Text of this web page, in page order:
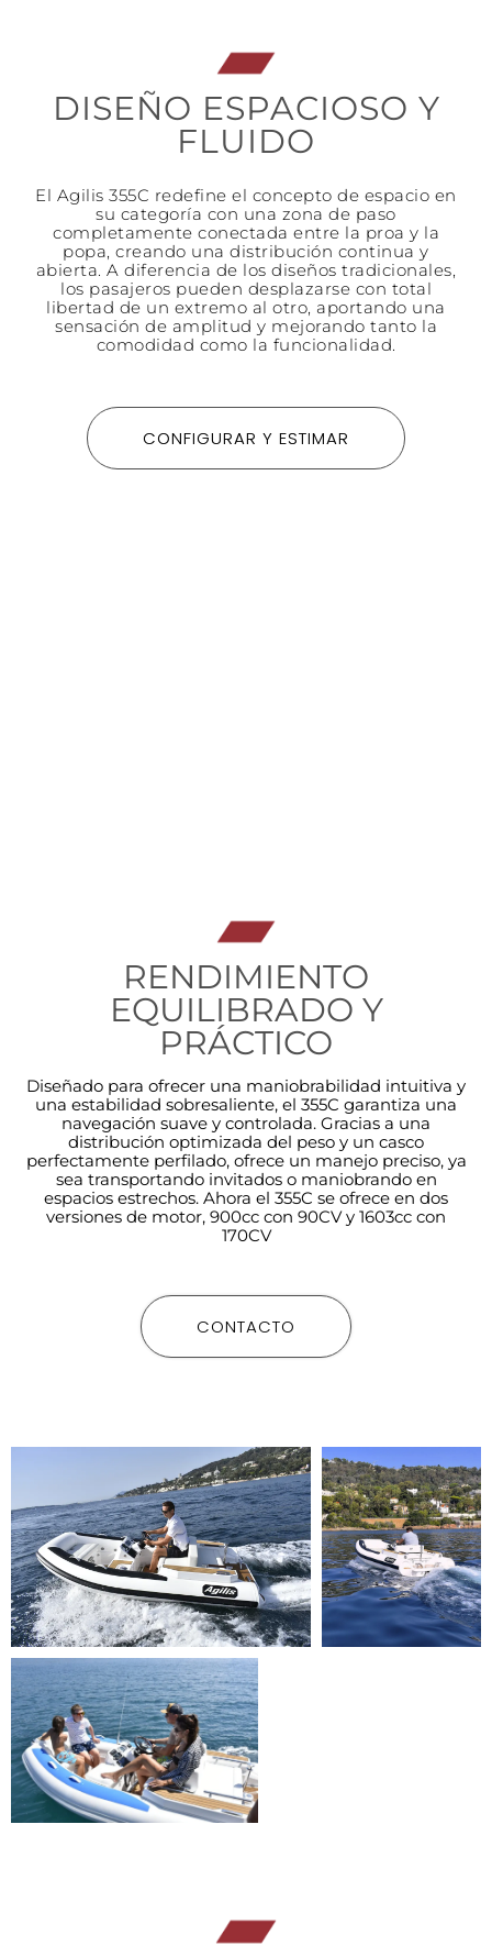
DISEÑO ESPACIOSO Y
FLUIDO
El Agilis 355C redefine el concepto de espacio en
su categoría con una zona de paso
completamente conectada entre la proa y la
popa, creando una distribución continua y
abierta. A diferencia de los diseños tradicionales,
los pasajeros pueden desplazarse con total
libertad de un extremo al otro, aportando una
sensación de amplitud y mejorando tanto la
comodidad como la funcionalidad.
CONFIGURAR Y ESTIMAR
RENDIMIENTO
EQUILIBRADO Y
PRÁCTICO
Diseñado para ofrecer una maniobrabilidad intuitiva y
una estabilidad sobresaliente, el 355C garantiza una
navegación suave y controlada. Gracias a una
distribución optimizada del peso y un casco
perfectamente perfilado, ofrece un manejo preciso, ya
sea transportando invitados o maniobrando en
espacios estrechos. Ahora el 355C se ofrece en dos
versiones de motor, 900cc con 90CV y 1603cc con
170CV
CONTACTO